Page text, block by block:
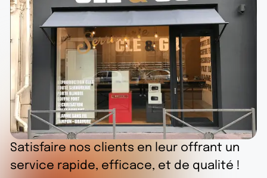
Satisfaire nos clients en leur offrant un
service rapide, efficace, et de qualité !